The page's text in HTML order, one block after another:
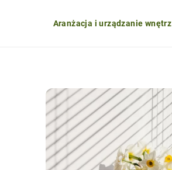
Aranżacja i urządzanie wnętrz